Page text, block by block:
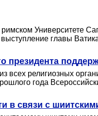
Университете
главы
президента
всех религиозных
года
в связи с